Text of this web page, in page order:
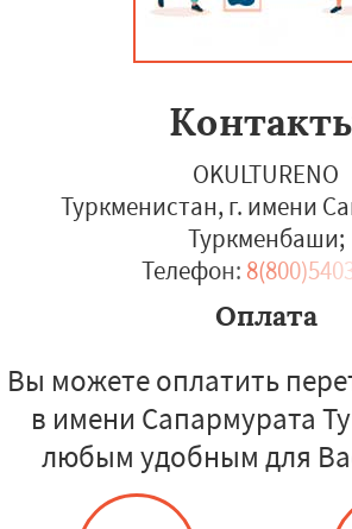
OKULTURENO
Туркменистан, г. имени
Туркменбаши;
Телефон:
Оплата
Вы можете оплатить
в имени Сапармурата
любым удобным для